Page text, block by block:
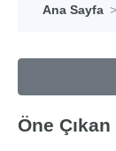
Ana Sayfa
Öne Çıkan